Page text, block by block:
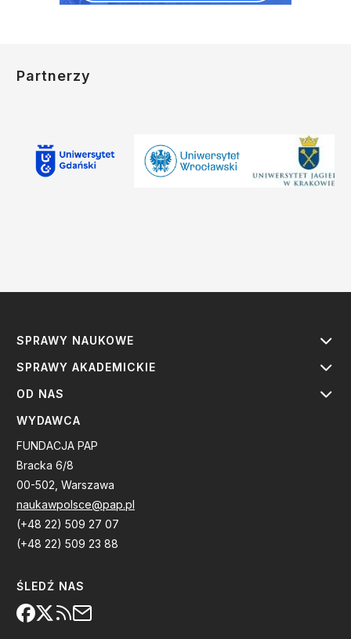
Partnerzy
SPRAWY NAUKOWE
SPRAWY AKADEMICKIE
OD NAS
WYDAWCA
FUNDACJA PAP
Bracka 6/8
00-502, Warszawa
naukawpolsce@pap.pl
(+48 22) 509 27 07
(+48 22) 509 23 88
ŚLEDŹ NAS